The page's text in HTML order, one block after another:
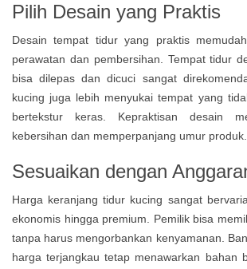
Pilih Desain yang Praktis
Desain tempat tidur yang praktis
perawatan dan pembersihan. Tempat tidur
bisa dilepas dan dicuci sangat
kucing juga lebih menyukai tempat yang
bertekstur keras. Kepraktisan desain
kebersihan dan memperpanjang umur produk.
Sesuaikan dengan
Harga keranjang tidur kucing sangat
ekonomis hingga premium. Pemilik bisa
tanpa harus mengorbankan kenyamanan.
harga terjangkau tetap menawarkan bahan